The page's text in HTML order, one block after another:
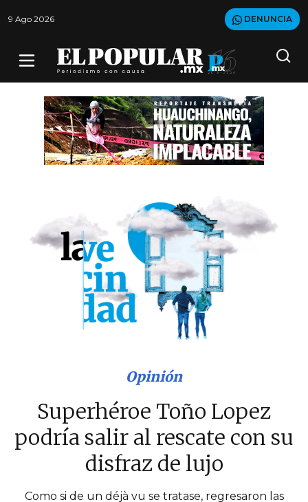
9 Ago 2026 DENUNCIA
Opinión
Superhéroe Toño Lopez
podría salir al rescate con su
disfraz de lujo
Como si de un déjà vu se tratase, regresaron las